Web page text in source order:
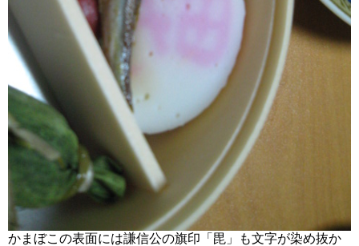
かまぼこの表面には謙信公の旗印「毘」も文字が染め抜か